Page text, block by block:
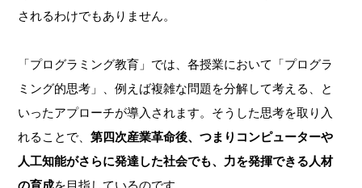
されるわけでもありません。
「プログラミング教育」では、各授業において「プログラ
ミング的思考」、例えば複雑な問題を分解して考える、と
いったアプローチが導入されます。そうした思考を取り入
れることで、第四次産業革命後、つまりコンピューターや
人工知能がさらに発達した社会でも、力を発揮できる人材
の育成を目指しているのです。